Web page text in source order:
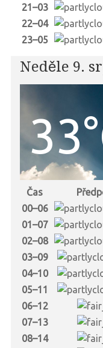
21–03
22–04
23–05
Neděle 9.
Čas
00–06
01–07
02–08
03–09
04–10
05–11
06–12
07–13
08–14